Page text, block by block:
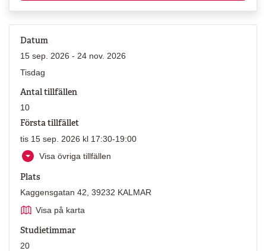
Datum
15 sep. 2026 - 24 nov. 2026
Tisdag
Antal tillfällen
10
Första tillfället
tis 15 sep. 2026 kl 17:30-19:00
Visa övriga tillfällen
Plats
Kaggensgatan 42, 39232 KALMAR
Visa på karta
Studietimmar
20